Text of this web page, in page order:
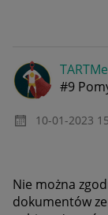
#9
‎10-01-2023
Nie można
dokumentów